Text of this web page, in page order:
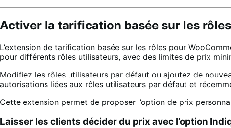
Activer la tarification basée sur les
L’extension de tarification basée sur les rôles pour
pour différents rôles utilisateurs, avec des limites de prix
Modifiez les rôles utilisateurs par défaut ou ajoutez de
autorisations liées aux rôles utilisateurs par défaut et
Cette extension permet de proposer l’option de prix
Laisser les clients décider du prix avec l’option